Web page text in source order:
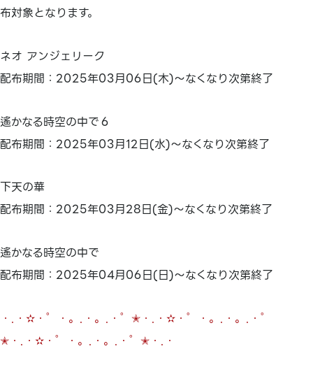
布対象となります。
ネオ アンジェリーク
配布期間：2025年03月06日(木)～なくなり次第終了
遙かなる時空の中で６
配布期間：2025年03月12日(水)～なくなり次第終了
下天の華
配布期間：2025年03月28日(金)～なくなり次第終了
遙かなる時空の中で
配布期間：2025年04月06日(日)～なくなり次第終了
・.・✫・゜・。.・。.・゜✭・.・✫・゜・。.・。.・゜
✭・.・✫・゜・。.・。.・゜✭・.・